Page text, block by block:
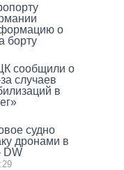
о
борту
сообщили о
случаев
в
судно
дронами в
DW